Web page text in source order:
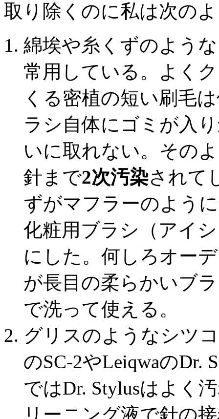
取り除くのに私は次の
綿埃や糸くずのよう
常用している。よく
くる密植の短い刷毛
ラシ自体にゴミが入
いに取れない。その
針まで2次汚染されて
ずがマフラーのよう
化粧用ブラシ（アイ
にした。何しろオー
が長目の柔らかいブ
で洗って使える。
グリスのようなシツ
のSC-2やLeiqwaのDr.
ではDr. Stylusはよく
リーニング液で針の